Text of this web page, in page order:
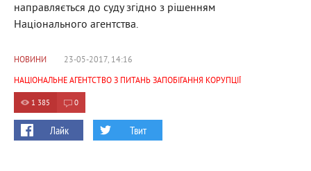
направляється до суду згідно з рішенням
Національного агентства.
НОВИНИ
23-05-2017, 14:16
НАЦІОНАЛЬНЕ АГЕНТСТВО З ПИТАНЬ ЗАПОБІГАННЯ КОРУПЦІЇ
1 385 0
Лайк Твит